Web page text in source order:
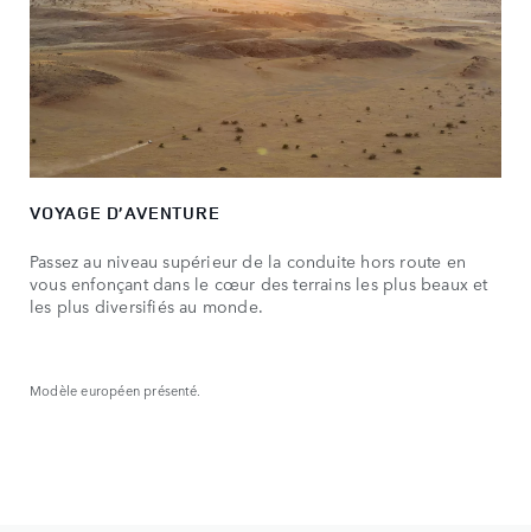
VOYAGE D’AVENTURE
Passez au niveau supérieur de la conduite hors route en
vous enfonçant dans le cœur des terrains les plus beaux et
les plus diversifiés au monde.
Modèle européen présenté.